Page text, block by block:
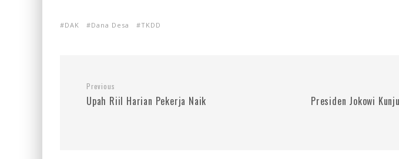
DAK Dana Desa TKDD
Previous
Upah Riil Harian Pekerja Naik
Presiden Jokowi